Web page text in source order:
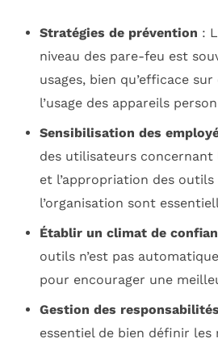
Stratégies de prévention :
niveau des pare-feu est
usages, bien qu’efficace
l’usage des appareils
Sensibilisation des
des utilisateurs concernant
et l’appropriation des
l’organisation sont
Établir un climat de
outils n’est pas
pour encourager une
Gestion des responsabilités
essentiel de bien définir